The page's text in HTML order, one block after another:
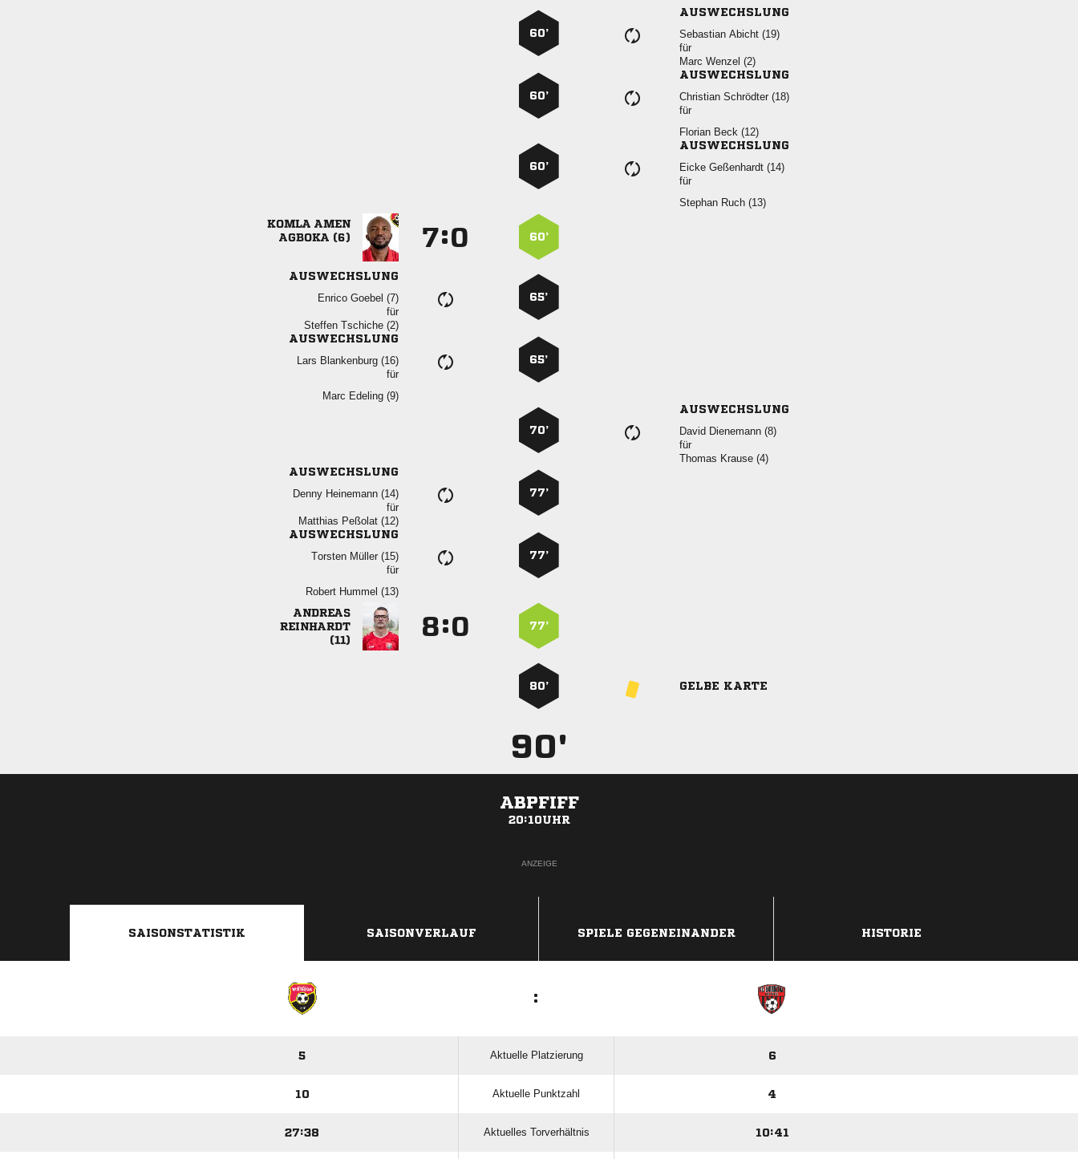
60’
AUSWECHSLUNG
  
für
  
60’
AUSWECHSLUNG
  
für
  
60’
AUSWECHSLUNG
  
für
  
 
 
: 60’
AUSWECHSLUNG
  
für
  
65’
AUSWECHSLUNG
  
für
  
65’
70’
AUSWECHSLUNG
  
für
  
AUSWECHSLUNG
  
für
  
77’
AUSWECHSLUNG
  
für
  
77’



: 77’
80’ GELBE KARTE
90'
ABPFIFF
20:10UHR
ANZEIGE
SAISONSTATISTIK SAISONVERLAUF SPIELE GEGENEINANDER HISTORIE
:
5 Aktuelle Platzierung 6
10 Aktuelle Punktzahl 4
27:38 Aktuelles Torverhältnis 10:41